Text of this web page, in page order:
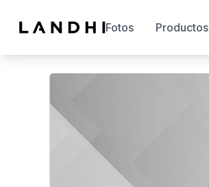
Fotos Productos